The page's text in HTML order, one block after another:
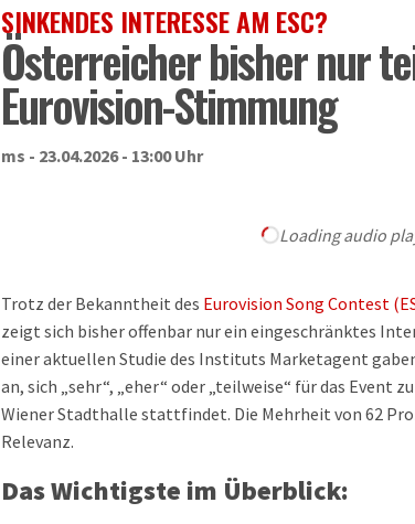
SINKENDES INTERESSE AM ESC?
Österreicher bisher nur
Eurovision-Stimmung
ms - 23.04.2026 - 13:00 Uhr
Loading audio
Trotz der Bekanntheit des Eurovision Song Contest
zeigt sich bisher offenbar nur ein eingeschränktes
einer aktuellen Studie des Instituts Marketagent
an, sich „sehr“, „eher“ oder „teilweise“ für das Event
Wiener Stadthalle stattfindet. Die Mehrheit von 62
Relevanz.
Das Wichtigste im Überblick: